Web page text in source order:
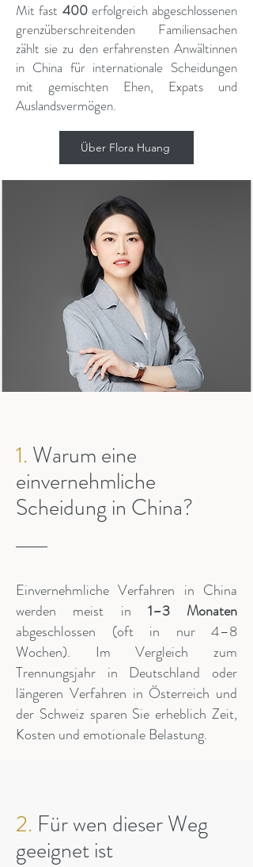
Mit fast 400 erfolgreich abgeschlossenen
grenzüberschreitenden Familiensachen
zählt sie zu den erfahrensten Anwältinnen
in China für internationale Scheidungen
mit gemischten Ehen, Expats und
Auslandsvermögen.
Über Flora Huang
1. Warum eine
einvernehmliche
Scheidung in China?
Einvernehmliche Verfahren in China
werden meist in 1–3 Monaten
abgeschlossen (oft in nur 4–8
Wochen). Im Vergleich zum
Trennungsjahr in Deutschland oder
längeren Verfahren in Österreich und
der Schweiz sparen Sie erheblich Zeit,
Kosten und emotionale Belastung.
2. Für wen dieser Weg
geeignet ist